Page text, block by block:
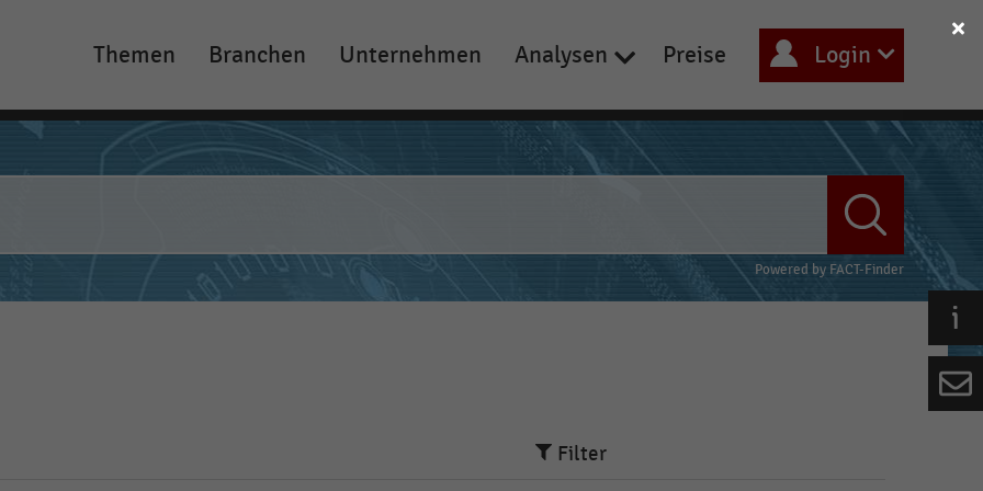
Main
navigation
Themen Branchen Unternehmen Analysen Preise Login
Powered by FACT-Finder
Filter